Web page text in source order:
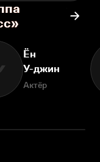
Ён
У-джин
Актёр